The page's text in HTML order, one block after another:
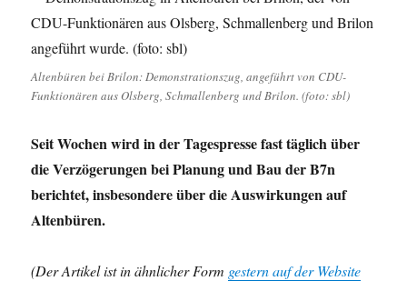
Altenbüren bei Brilon: Demonstrationszug, angeführt von CDU-
Funktionären aus Olsberg, Schmallenberg und Brilon. (foto: sbl)
Seit Wochen wird in der Tagespresse fast täglich über
die Verzögerungen bei Planung und Bau der B7n
berichtet, insbesondere über die Auswirkungen auf
Altenbüren.
(Der Artikel ist in ähnlicher Form gestern auf der Website